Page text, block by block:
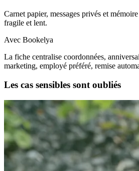
Carnet papier, messages privés et
fragile et lent.
Avec Bookelya
La fiche centralise coordonnées,
marketing, employé préféré, remise
Les cas sensibles sont oubliés